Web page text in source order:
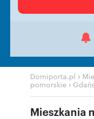
Domiporta.pl ›
pomorskie ›
Mieszkania